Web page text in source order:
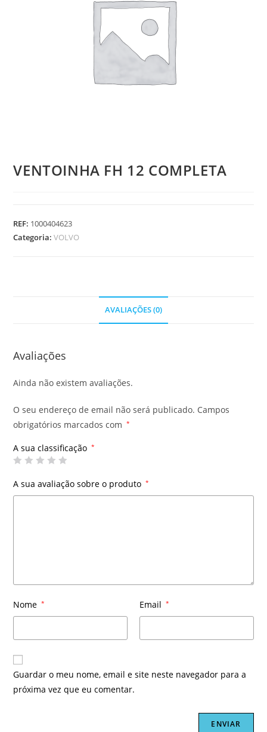
VENTOINHA FH 12 COMPLETA
REF: 1000404623
Categoria:VOLVO
AVALIAÇÕES (0)
Avaliações
Ainda não existem avaliações.
O seu endereço de email não será publicado. Campos
obrigatórios marcados com
*
A sua classificação *
A sua avaliação sobre o produto *
Nome * Email *
Guardar o meu nome, email e site neste navegador para a
próxima vez que eu comentar.